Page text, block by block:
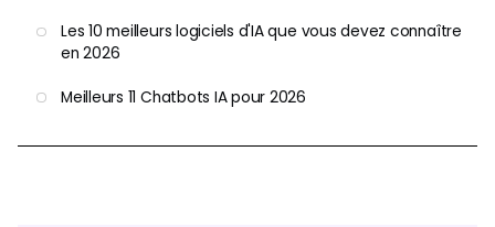
Les 10 meilleurs logiciels d'IA que vous devez connaître
en 2026
Meilleurs 11 Chatbots IA pour 2026